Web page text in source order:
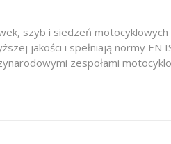
szyb i siedzeń
jakości i spełniają normy EN
zespołami